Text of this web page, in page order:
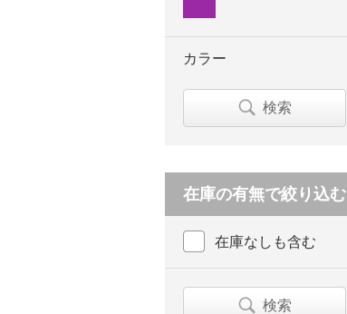
カラー
検索
在庫の有無で絞り込む
在庫なしも含む
検索